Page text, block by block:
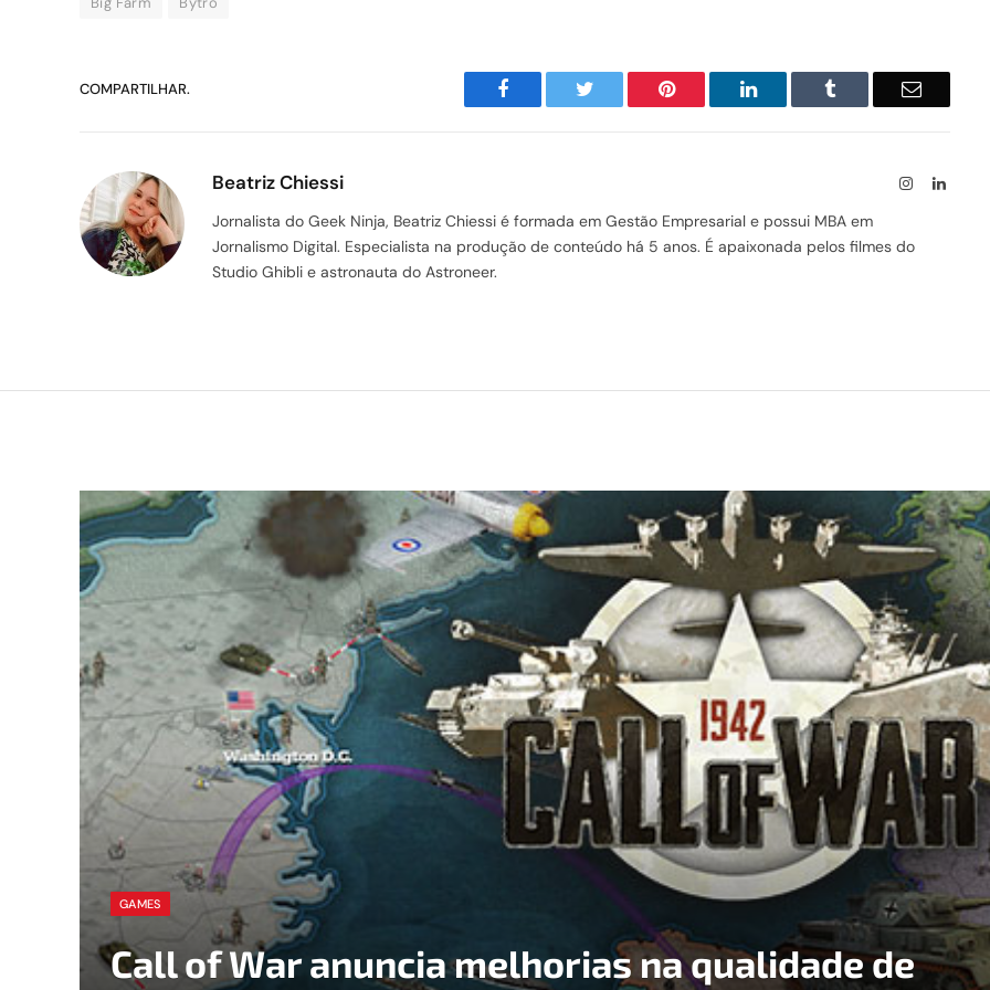
COMPARTILHAR. Facebook Twitter Pinterest LinkedIn Tumblr Email
Beatriz Chiessi Instagram
Jornalista do Geek Ninja, Beatriz Chiessi é formada em Gestão Empresarial e possui MBA em
Jornalismo Digital. Especialista na produção de conteúdo há 5 anos. É apaixonada pelos filmes do
Studio Ghibli e astronauta do Astroneer.
GAMES
Call of War anuncia melhorias na qualidade de